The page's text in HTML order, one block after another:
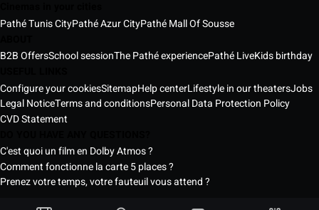
Pathé Tunis CityPathé Azur CityPathé Mall Of Sousse
B2B OffersSchool sessionThe Pathé experiencePathé LiveKids birthday
Configure your cookiesSitemapHelp centerLifestyle in our theatersJobs
Legal NoticeTerms and conditionsPersonal Data Protection Policy
CVD Statement
C'est quoi un film en Dolby Atmos ?
Comment fonctionne la carte 5 places ?
Prenez votre temps, votre fauteuil vous attend ?